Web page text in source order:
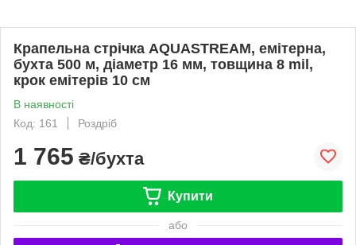
Крапельна стрічка AQUASTREAM, емітерна,
бухта 500 м, діаметр 16 мм, товщина 8 mil,
крок емітерів 10 см
В наявності
Код: 161
Роздріб
1 765 ₴/бухта
Купити
або